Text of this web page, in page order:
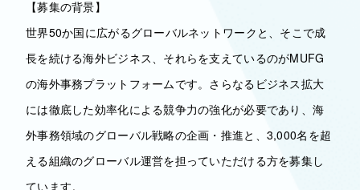
【募集の背景】
世界50か国に広がるグローバルネットワークと、そこで成
長を続ける海外ビジネス、それらを支えているのがMUFG
の海外事務プラットフォームです。さらなるビジネス拡大
には徹底した効率化による競争力の強化が必要であり、海
外事務領域のグローバル戦略の企画・推進と、3,000名を超
える組織のグローバル運営を担っていただける方を募集し
ています。